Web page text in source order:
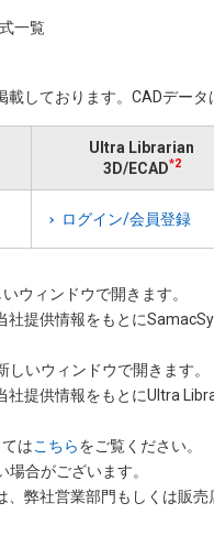
一覧
しております。​CADデー
Ultra Librarian
3D/ECAD*2
ログイン/会員登録
ウィンドウで開きます。
社提供情報をもとに
しいウィンドウで開きます。
社提供情報をもとにUltra
はこちらをご覧ください。
合がございます。
、弊社営業部門もしくは販売